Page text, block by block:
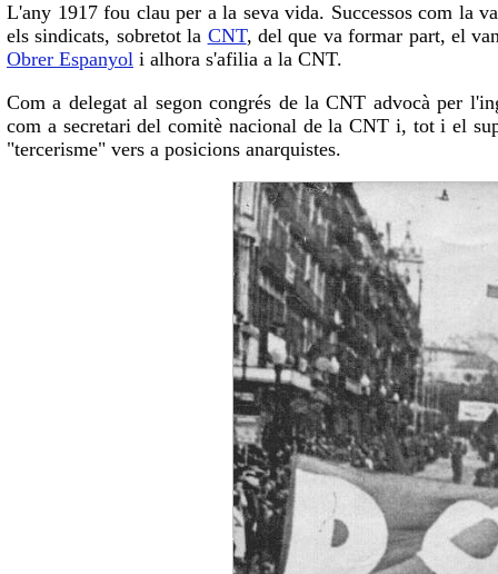
L'any 1917 fou clau per a la seva vida. Successos com la
els sindicats, sobretot la CNT, del que va formar part, el
Obrer Espanyol i alhora s'afilia a la CNT.
Com a delegat al segon congrés de la CNT advocà per
com a secretari del comitè nacional de la CNT i, tot i el
"tercerisme" vers a posicions anarquistes.